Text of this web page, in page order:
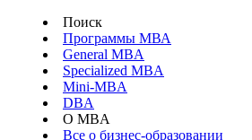
Поиск
Программы МВА
General MBA
Specialized MBA
Mini-MBA
DBA
О MBA
Все о бизнес-образовании